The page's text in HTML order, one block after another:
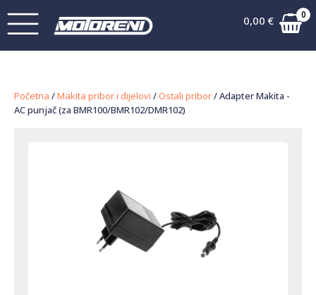
0,00 € 0
Početna /Makita pribor i dijelovi / Ostali pribor/ Adapter Makita -
AC punjač (za BMR100/BMR102/DMR102)